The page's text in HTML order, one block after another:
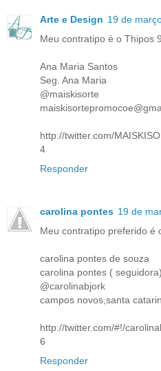
Arte e Design 19 de
Meu contratipo é o Thipos
Ana Maria Santos
Seg. Ana Maria
@maiskisorte
http://twitter.com/
4
Responder
carolina pontes 19 de
Meu contratipo preferido é
carolina pontes de souza
carolina pontes ( seguidora)
@carolinabjork
campos novos,santa
http://twitter.com/#!/
6
Responder